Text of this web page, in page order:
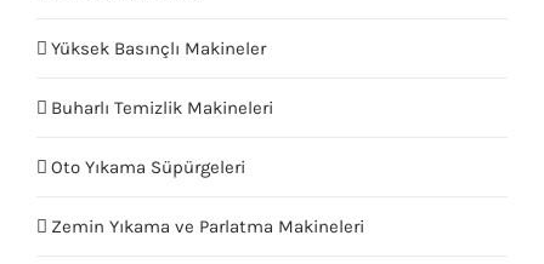
Yüksek Basınçlı Makineler
Buharlı Temizlik Makineleri
Oto Yıkama Süpürgeleri
Zemin Yıkama ve Parlatma Makineleri